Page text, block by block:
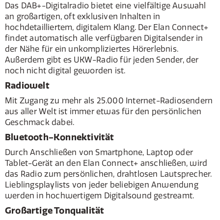
Das DAB+-Digitalradio bietet eine vielfältige Auswahl
an großartigen, oft exklusiven Inhalten in
hochdetailliertem, digitalem Klang. Der Elan Connect+
findet automatisch alle verfügbaren Digitalsender in
der Nähe für ein unkompliziertes Hörerlebnis.
Außerdem gibt es UKW-Radio für jeden Sender, der
noch nicht digital geworden ist.
Radiowelt
Mit Zugang zu mehr als 25.000 Internet-Radiosendern
aus aller Welt ist immer etwas für den persönlichen
Geschmack dabei.
Bluetooth-Konnektivität
Durch Anschließen von Smartphone, Laptop oder
Tablet-Gerät an den Elan Connect+ anschließen, wird
das Radio zum persönlichen, drahtlosen Lautsprecher.
Lieblingsplaylists von jeder beliebigen Anwendung
werden in hochwertigem Digitalsound gestreamt.
Großartige Tonqualität